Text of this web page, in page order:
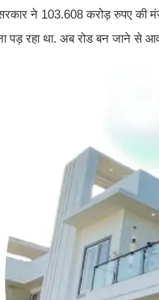
ने 103.608 करोड़ रुपए की
पड़ रहा था. अब रोड बन जाने से